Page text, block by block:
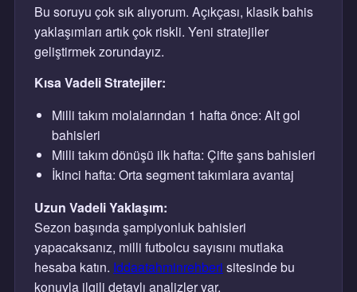
Bu soruyu çok sık alıyorum. Açıkçası, klasik bahis
yaklaşımları artık çok riskli. Yeni stratejiler
geliştirmek zorundayız.
Kısa Vadeli Stratejiler:
Milli takım molalarından 1 hafta önce: Alt gol
bahisleri
Milli takım dönüşü ilk hafta: Çifte şans bahisleri
İkinci hafta: Orta segment takımlara avantaj
Uzun Vadeli Yaklaşım:
Sezon başında şampiyonluk bahisleri
yapacaksanız, milli futbolcu sayısını mutlaka
hesaba katın. Iddaatahminrehberi sitesinde bu
konuyla ilgili detaylı analizler var.